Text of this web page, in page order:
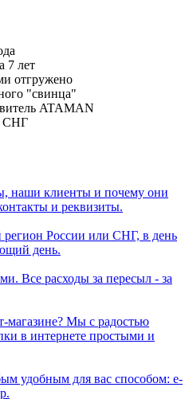
7 лет
отгружено
"свинца"
ATAMAN
СНГ
наши клиенты и почему они
и реквизиты.
России или СНГ, в день
день.
Все расходы за пересыл - за
магазине? Мы с радостью
в интернете простыми и
удобным для вас способом: e-